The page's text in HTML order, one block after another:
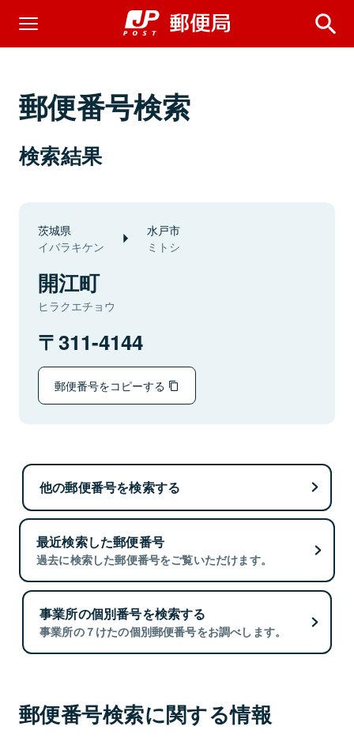
郵便番号検索
検索結果
茨城県
イバラキケン
水戸市
ミトシ
開江町
ヒラクエチョウ
311-4144
郵便番号をコピーする
他の郵便番号を検索する
最近検索した郵便番号
過去に検索した郵便番号をご覧いただけます。
事業所の個別番号を検索する
事業所の７けたの個別郵便番号をお調べします。
郵便番号検索に関する情報